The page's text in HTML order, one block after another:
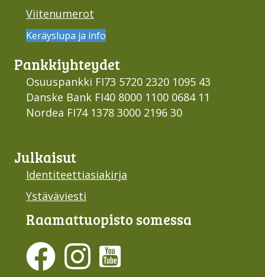
Viitenumerot
Keräyslupa ja info
Pankki­yhteydet
Osuuspankki FI73 5720 2320 1095 43
Danske Bank FI40 8000 1100 0684 11
Nordea FI74 1378 3000 2196 30
Julkaisut
Identiteettiasiakirja
Ystäväviesti
Raamattu­opisto somessa